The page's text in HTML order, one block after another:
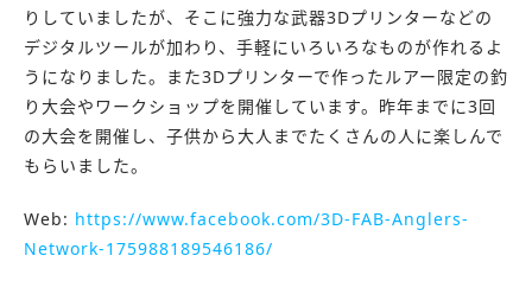
りしていましたが、そこに強力な武器3Dプリンターなどの
デジタルツールが加わり、手軽にいろいろなものが作れるよ
うになりました。また3Dプリンターで作ったルアー限定の釣
り大会やワークショップを開催しています。昨年までに3回
の大会を開催し、子供から大人までたくさんの人に楽しんで
もらいました。
Web: https://www.facebook.com/3D-FAB-Anglers-
Network-175988189546186/